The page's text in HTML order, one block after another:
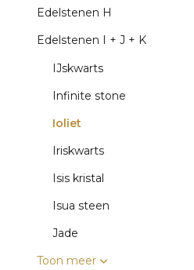
Edelstenen H
Edelstenen I + J + K
IJskwarts
Infinite stone
Ioliet
Iriskwarts
Isis kristal
Isua steen
Jade
Toon meer